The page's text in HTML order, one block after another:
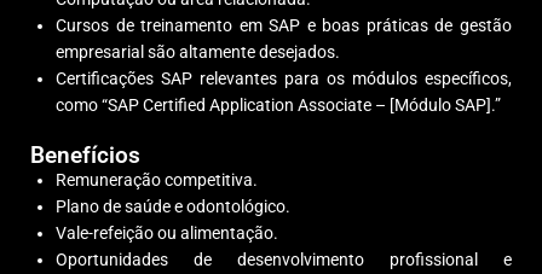
Cursos de treinamento em SAP e boas práticas de gestão
empresarial são altamente desejados.
Certificações SAP relevantes para os módulos específicos,
como “SAP Certified Application Associate – [Módulo SAP].”
Benefícios
Remuneração competitiva.
Plano de saúde e odontológico.
Vale-refeição ou alimentação.
Oportunidades de desenvolvimento profissional e